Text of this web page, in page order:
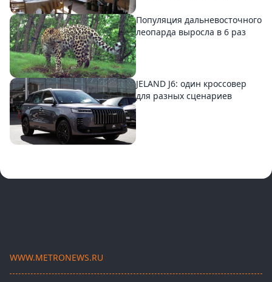
Популяция дальневосточного
леопарда выросла в 6 раз
JELAND J6: один кроссовер
для разных сценариев
WWW.METRONEWS.RU